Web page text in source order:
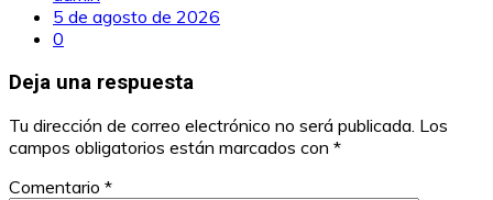
5 de agosto de 2026
0
Deja una respuesta
Tu dirección de correo electrónico no será publicada. Los
campos obligatorios están marcados con *
Comentario *